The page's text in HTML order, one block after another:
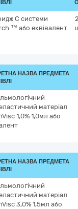
С системи
™ або еквівалент
НАЗВА ПРЕДМЕТА
матеріал
1,0% 1,0мл або
НАЗВА ПРЕДМЕТА
матеріал
3,0% 1,5мл або